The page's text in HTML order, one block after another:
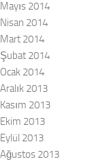
Mayıs 2014
Nisan 2014
Mart 2014
Şubat 2014
Ocak 2014
Aralık 2013
Kasım 2013
Ekim 2013
Eylül 2013
Ağustos 2013